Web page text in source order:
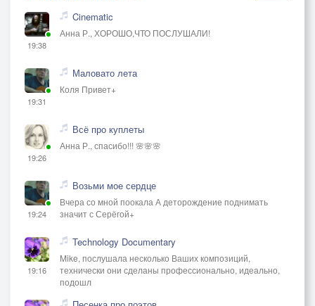
19:38
Cinematic
Анна Р., ХОРОШО,ЧТО ПОСЛУШАЛИ!
19:31
Маловато лета
Коля Привет+
19:26
Всё про куплеты
Анна Р., спасибо!!! 🌸🌸🌸
19:24
Возьми мое сердце
Вчера со мной поокала А деторождение поднимать
значит с Серёгой+
19:16
Technology Documentary
Mike, послушала несколько Ваших композиций,
технически они сделаны профессионально, идеально,
подошл